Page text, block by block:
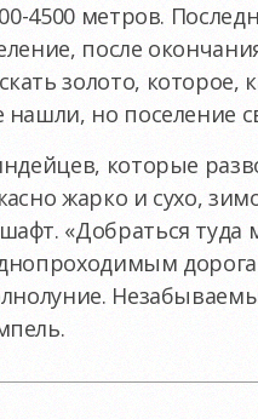
4500 метров.
после
золото, которое,
но поселение
которые
жарко и сухо,
«Добраться